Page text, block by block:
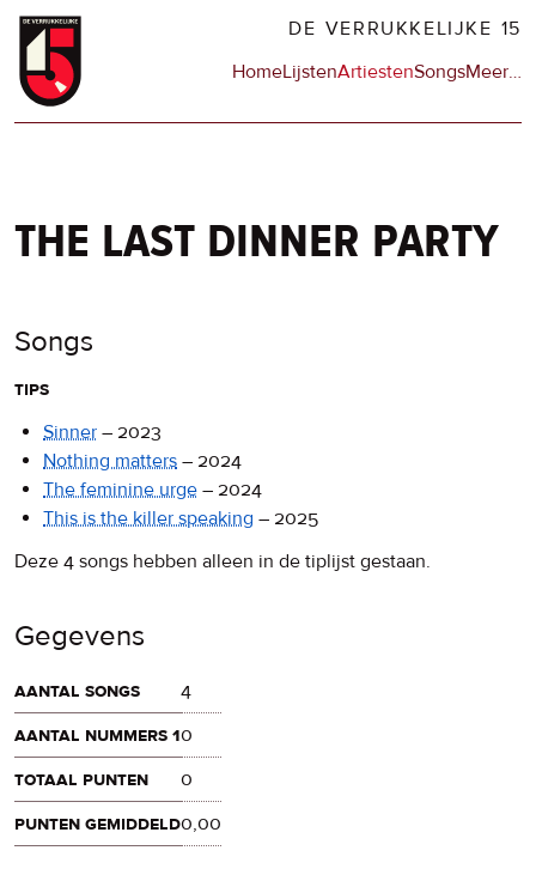
Overslaan
naar
DE VERRUKKELIJKE 15
Hoofdnavigatie
HomeLijstenArtiestenSongsMeerop
…
the last dinner party
Songs
tips
Sinner – 2023
Nothing matters – 2024
The feminine urge – 2024
This is the killer speaking – 2025
Deze 4 songs hebben alleen in de tiplijst gestaan.
Gegevens
aantal songs
4
aantal nummers 10
totaal punten
0
punten gemiddeld0,00